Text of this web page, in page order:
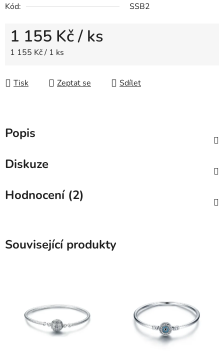
Kód:
SSB2
1 155 Kč/ ks
Měrná cena:
1 155 Kč / 1 ks
Tisk Zeptat se Sdílet
Popis
Diskuze
Hodnocení (2)
Související produkty